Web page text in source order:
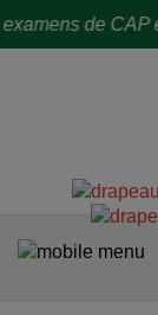
de CAP et